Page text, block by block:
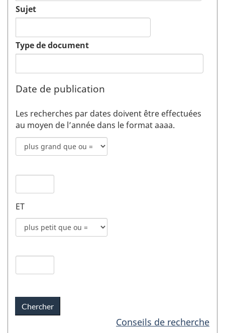
Sujet
Type de document
Date de publication
Les recherches par dates doivent être effectuées
au moyen de l’année dans le format aaaa.
Mode
de
pour
publication
champs
1
Date
1
ET
Mode
de
pour
champs
2
Date
Conseils de recherche